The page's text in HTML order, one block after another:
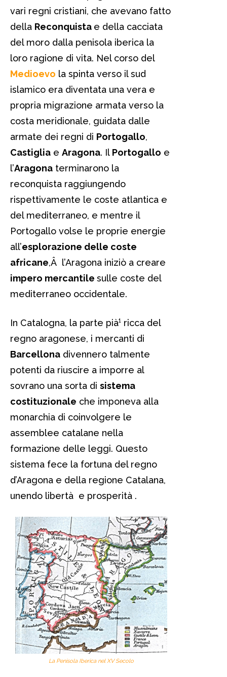
vari regni cristiani, che avevano fatto
della Reconquista e della cacciata
del moro dalla penisola iberica la
loro ragione di vita. Nel corso del
Medioevo la spinta verso il sud
islamico era diventata una vera e
propria migrazione armata verso la
costa meridionale, guidata dalle
armate dei regni di Portogallo,
Castiglia e Aragona. Il Portogallo e
l’Aragona terminarono la
reconquista raggiungendo
rispettivamente le coste atlantica e
del mediterraneo, e mentre il
Portogallo volse le proprie energie
all’esplorazione delle coste
africane,Â l’Aragona iniziò a creare
impero mercantile sulle coste del
mediterraneo occidentale.
In Catalogna, la parte pià¹ ricca del
regno aragonese, i mercanti di
Barcellona divennero talmente
potenti da riuscire a imporre al
sovrano una sorta di sistema
costituzionale che imponeva alla
monarchia di coinvolgere le
assemblee catalane nella
formazione delle leggi. Questo
sistema fece la fortuna del regno
d’Aragona e della regione Catalana,
unendo libertà e prosperità .
La Penisola Iberica nel XV Secolo